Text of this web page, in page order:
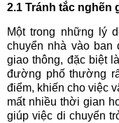
2.1 Tránh tắc nghẽn
Một trong những lý
chuyển nhà vào ban
giao thông, đặc biệt
đường phố thường
điểm, khiến cho việc
mất nhiều thời gian
giúp việc di chuyển